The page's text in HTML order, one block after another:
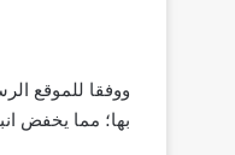
ووفقا للموقع
بها؛ مما يخفض